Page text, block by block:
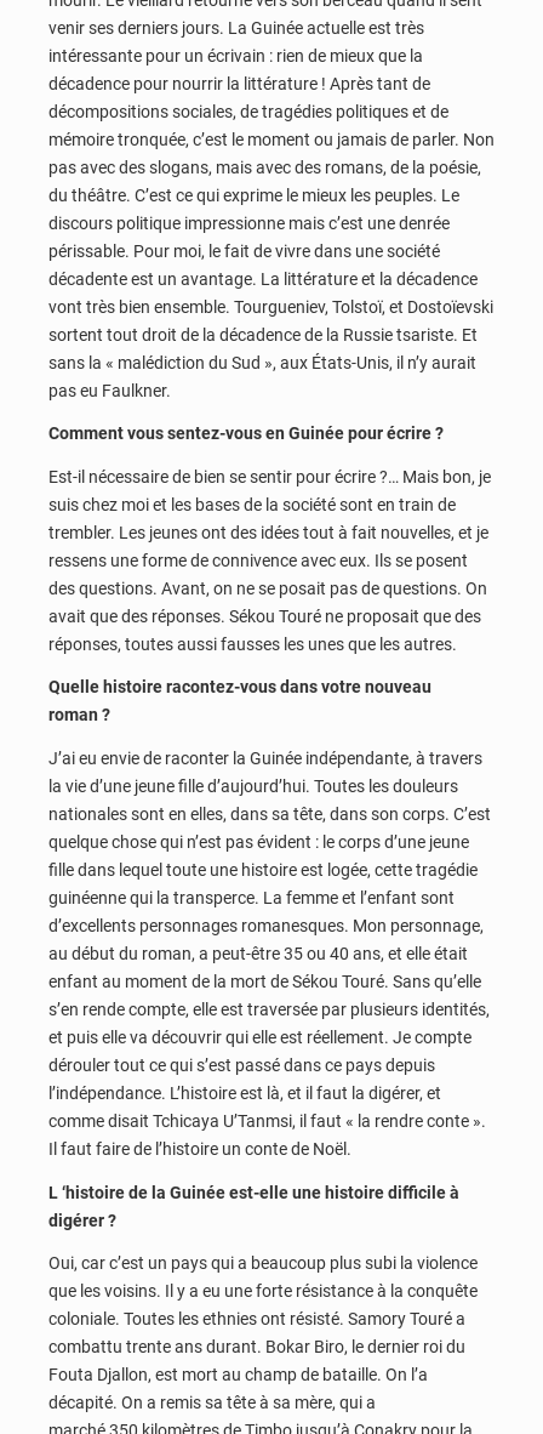
venir ses derniers jours. La Guinée actuelle est très
intéressante pour un écrivain : rien de mieux que la
décadence pour nourrir la littérature ! Après tant de
décompositions sociales, de tragédies politiques et de
mémoire tronquée, c’est le moment ou jamais de parler. Non
pas avec des slogans, mais avec des romans, de la poésie,
du théâtre. C’est ce qui exprime le mieux les peuples. Le
discours politique impressionne mais c’est une denrée
périssable. Pour moi, le fait de vivre dans une société
décadente est un avantage. La littérature et la décadence
vont très bien ensemble. Tourgueniev, Tolstoï, et Dostoïevski
sortent tout droit de la décadence de la Russie tsariste. Et
sans la « malédiction du Sud », aux États-Unis, il n’y aurait
pas eu Faulkner.
Comment vous sentez-vous en Guinée pour écrire ?
Est-il nécessaire de bien se sentir pour écrire ?… Mais bon, je
suis chez moi et les bases de la société sont en train de
trembler. Les jeunes ont des idées tout à fait nouvelles, et je
ressens une forme de connivence avec eux. Ils se posent
des questions. Avant, on ne se posait pas de questions. On
avait que des réponses. Sékou Touré ne proposait que des
réponses, toutes aussi fausses les unes que les autres.
Quelle histoire racontez-vous dans votre nouveau
roman ?
J’ai eu envie de raconter la Guinée indépendante, à travers
la vie d’une jeune fille d’aujourd’hui. Toutes les douleurs
nationales sont en elles, dans sa tête, dans son corps. C’est
quelque chose qui n’est pas évident : le corps d’une jeune
fille dans lequel toute une histoire est logée, cette tragédie
guinéenne qui la transperce. La femme et l’enfant sont
d’excellents personnages romanesques. Mon personnage,
au début du roman, a peut-être 35 ou 40 ans, et elle était
enfant au moment de la mort de Sékou Touré. Sans qu’elle
s’en rende compte, elle est traversée par plusieurs identités,
et puis elle va découvrir qui elle est réellement. Je compte
dérouler tout ce qui s’est passé dans ce pays depuis
l’indépendance. L’histoire est là, et il faut la digérer, et
comme disait Tchicaya U’Tanmsi, il faut « la rendre conte ».
Il faut faire de l’histoire un conte de Noël.
L‘histoire de la Guinée est-elle une histoire difficile à
digérer ?
Oui, car c’est un pays qui a beaucoup plus subi la violence
que les voisins. Il y a eu une forte résistance à la conquête
coloniale. Toutes les ethnies ont résisté. Samory Touré a
combattu trente ans durant. Bokar Biro, le dernier roi du
Fouta Djallon, est mort au champ de bataille. On l’a
décapité. On a remis sa tête à sa mère, qui a